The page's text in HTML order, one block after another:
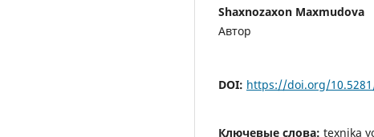
Shaxnozaxon Maxmudova
Автор
DOI: https://doi.org/
Ключевые слова: texnika